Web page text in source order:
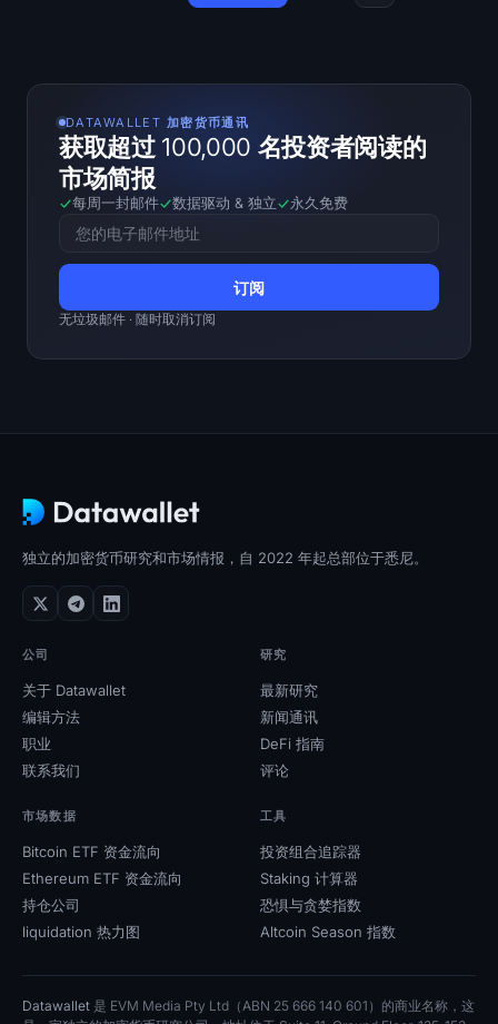
ZEC 热力图
市场数据
Altcoin Season 指数
总锁定价值
halving 倒计时
加密货币 staking 计算器
关于我们
DATAWALLET 加密货币通讯
获取超过 100,000 名投资者阅读的
市场简报
每周一封邮件 数据驱动 & 独立 永久免费
无垃圾邮件 · 随时取消订阅
独立的加密货币研究和市场情报，自 2022 年起总部位于悉尼。
公司
关于 Datawallet
编辑方法
职业
联系我们
研究
最新研究
新闻通讯
DeFi 指南
评论
市场数据
Bitcoin ETF 资金流向
Ethereum ETF 资金流向
持仓公司
liquidation 热力图
工具
投资组合追踪器
Staking 计算器
恐惧与贪婪指数
Altcoin Season 指数
Datawallet 是 EVM Media Pty Ltd（ABN 25 666 140 601）的商业名称，这